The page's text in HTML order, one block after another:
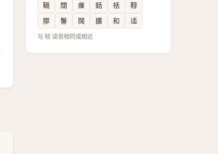
䩹 闊 㾧 銛 䄆
鞟
㨯
鬠 䦢 擴 和 适
与 秳 读音相同或相近